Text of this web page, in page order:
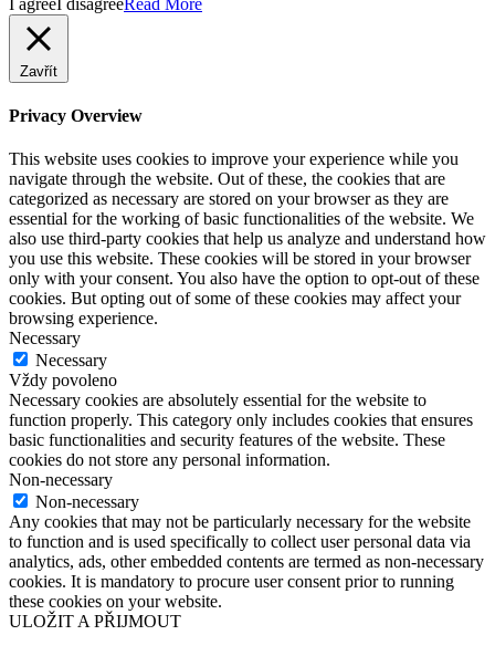
I agree I disagreeRead More
Zavřít
Privacy Overview
This website uses cookies to improve your experience while you
navigate through the website. Out of these, the cookies that are
categorized as necessary are stored on your browser as they are
essential for the working of basic functionalities of the website. We
also use third-party cookies that help us analyze and understand how
you use this website. These cookies will be stored in your browser
only with your consent. You also have the option to opt-out of these
cookies. But opting out of some of these cookies may affect your
browsing experience.
Necessary
Necessary
Vždy povoleno
Necessary cookies are absolutely essential for the website to
function properly. This category only includes cookies that ensures
basic functionalities and security features of the website. These
cookies do not store any personal information.
Non-necessary
Non-necessary
Any cookies that may not be particularly necessary for the website
to function and is used specifically to collect user personal data via
analytics, ads, other embedded contents are termed as non-necessary
cookies. It is mandatory to procure user consent prior to running
these cookies on your website.
ULOŽIT A PŘIJMOUT